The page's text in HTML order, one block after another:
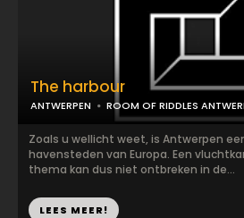
The harbour
ANTWERPEN ROOM OF RIDDLES
Zoals u wellicht weet, is Antwerpen
havensteden van Europa. Een
thema kan dus niet ontbreken in de...
LEES MEER!